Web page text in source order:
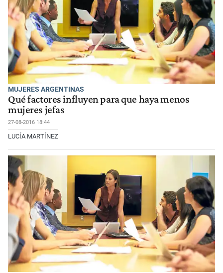
MUJERES ARGENTINAS
Qué factores influyen para que haya menos
mujeres jefas
27-08-2016 18:44
LUCÍA MARTÍNEZ